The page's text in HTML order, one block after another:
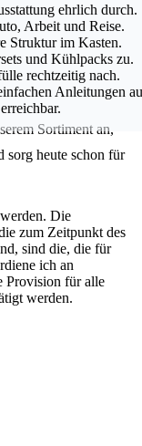
ehrlich durch.
Arbeit und Reise.
Struktur im Kasten.
und Kühlpacks zu.
rechtzeitig nach.
Anleitungen
Sortiment an,
sorg heute schon für
Die
zum Zeitpunkt des
sind die, die für
ich an
Provision für alle
werden.